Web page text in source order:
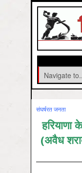
संघर्षरत जनता
हरि‍याणा
(अवैध